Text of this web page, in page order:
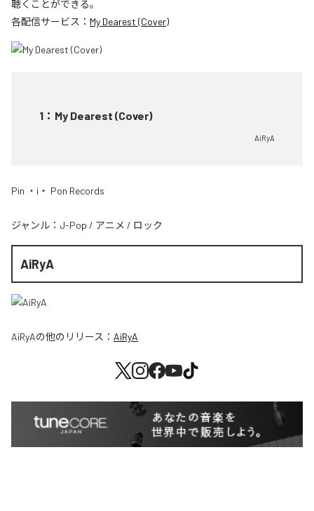
聴くことができる。
各配信サービス： My Dearest (Cover)
1 ： My Dearest (Cover)
AiRyA
Pin ・i・ Pon Records
ジャンル： J-Pop / アニメ / ロック
AiRyA
AiRyAの他のリリース： AiRyA